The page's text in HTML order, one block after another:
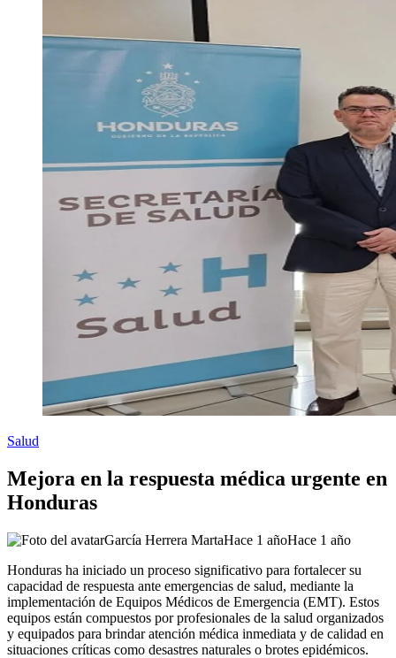
Salud
Mejora en la respuesta médica urgente en
Honduras
García Herrera MartaHace 1 añoHace 1 año
​Honduras ha iniciado un proceso significativo para fortalecer su
capacidad de respuesta ante emergencias de salud, mediante la
implementación de Equipos Médicos de Emergencia (EMT). Estos
equipos están compuestos por profesionales de la salud organizados
y equipados para brindar atención médica inmediata y de calidad en
situaciones críticas como desastres naturales o brotes epidémicos.​